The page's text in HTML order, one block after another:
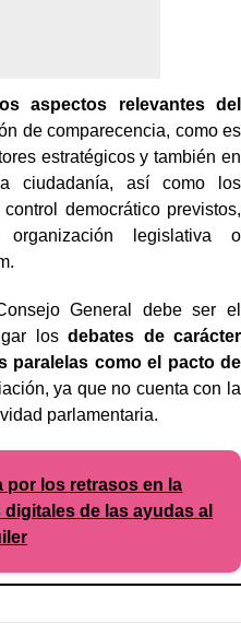
aspectos relevantes del
de comparecencia, como es
estratégicos y también en
ciudadanía, así como los
democrático previstos,
legislativa o
General debe ser el
losdebates de carácter
paralelas como el pacto de
ya que no cuenta con la
parlamentaria.
los retrasos en la
de las ayudas al